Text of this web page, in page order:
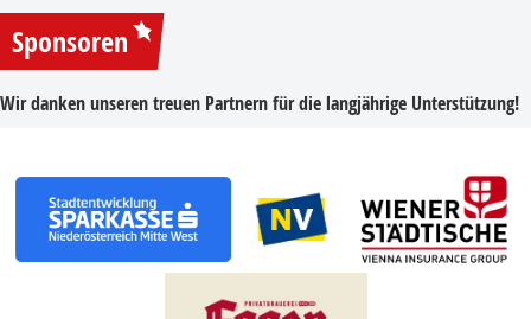
Sponsoren
Wir danken unseren treuen Partnern für die langjährige Unterstützung!